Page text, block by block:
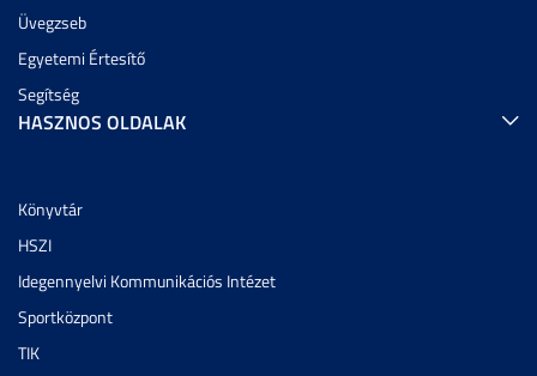
Üvegzseb
Egyetemi Értesítő
Segítség
HASZNOS OLDALAK
Könyvtár
HSZI
Idegennyelvi Kommunikációs Intézet
Sportközpont
TIK